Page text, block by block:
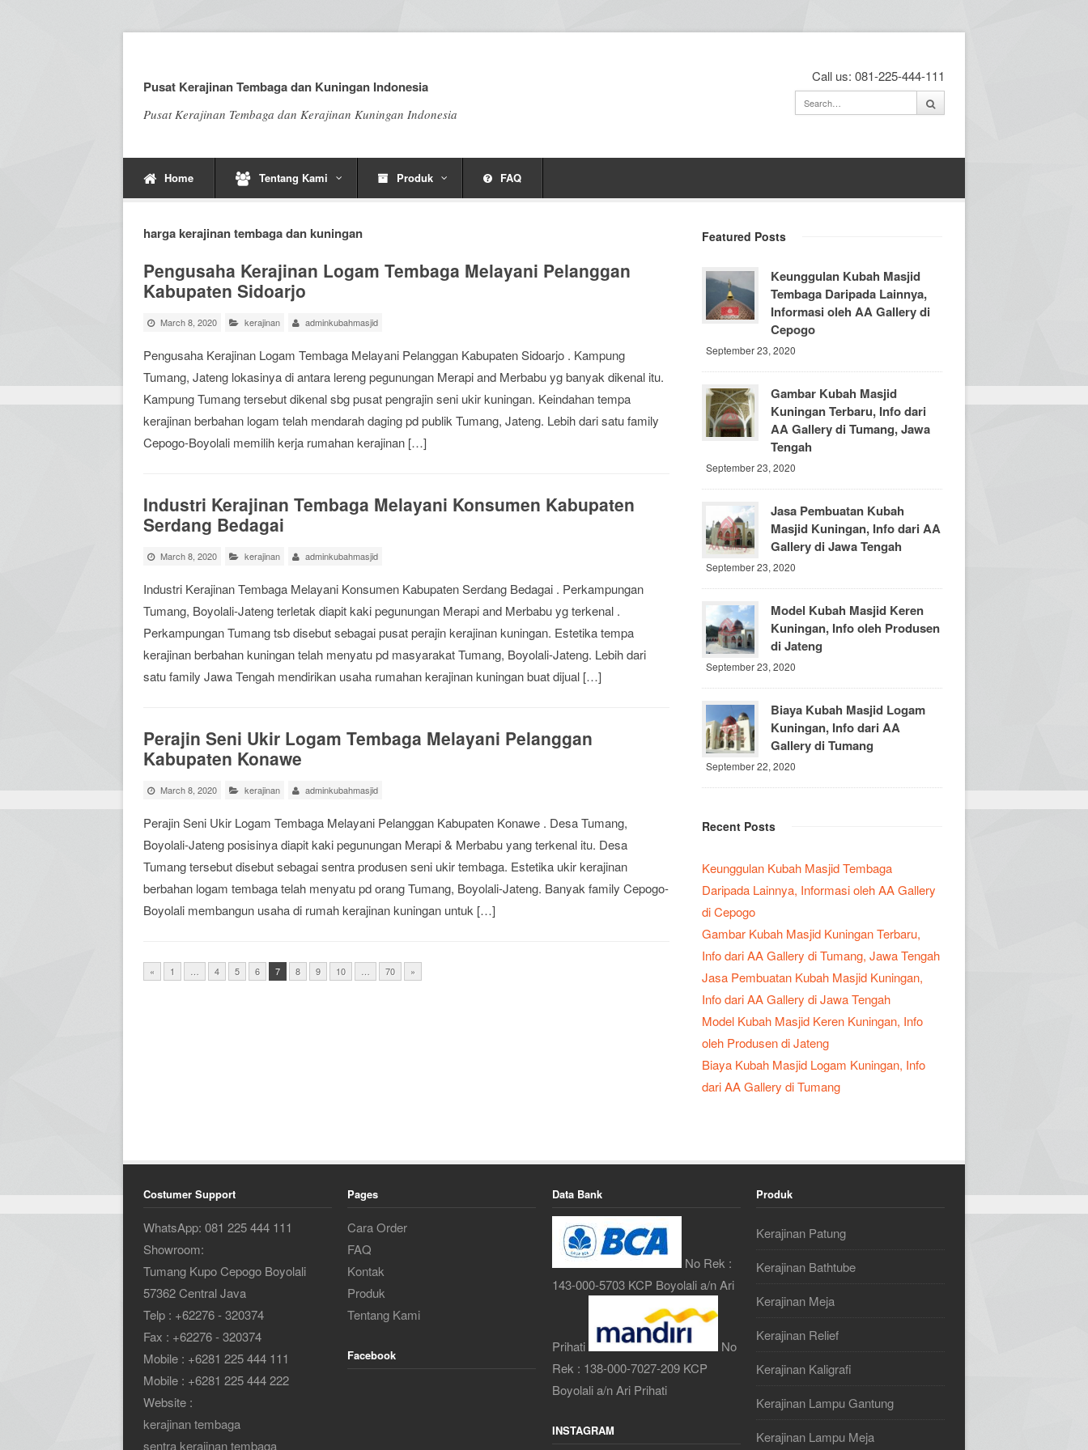
Pusat Kerajinan Tembaga dan Kuningan Indonesia
Pusat Kerajinan Tembaga dan Kerajinan Kuningan Indonesia
Call us: 081-225-444-111
Home Tentang Kami Produk FAQ
harga kerajinan tembaga dan kuningan
Pengusaha Kerajinan Logam Tembaga Melayani Pelanggan
Kabupaten Sidoarjo
March 8, 2020 kerajinan adminkubahmasjid
Pengusaha Kerajinan Logam Tembaga Melayani Pelanggan Kabupaten Sidoarjo . Kampung
Tumang, Jateng lokasinya di antara lereng pegunungan Merapi and Merbabu yg banyak dikenal itu.
Kampung Tumang tersebut dikenal sbg pusat pengrajin seni ukir kuningan. Keindahan tempa
kerajinan berbahan logam telah mendarah daging pd publik Tumang, Jateng. Lebih dari satu family
Cepogo-Boyolali memilih kerja rumahan kerajinan […]
Industri Kerajinan Tembaga Melayani Konsumen Kabupaten
Serdang Bedagai
March 8, 2020 kerajinan adminkubahmasjid
Industri Kerajinan Tembaga Melayani Konsumen Kabupaten Serdang Bedagai . Perkampungan
Tumang, Boyolali-Jateng terletak diapit kaki pegunungan Merapi and Merbabu yg terkenal .
Perkampungan Tumang tsb disebut sebagai pusat perajin kerajinan kuningan. Estetika tempa
kerajinan berbahan kuningan telah menyatu pd masyarakat Tumang, Boyolali-Jateng. Lebih dari
satu family Jawa Tengah mendirikan usaha rumahan kerajinan kuningan buat dijual […]
Perajin Seni Ukir Logam Tembaga Melayani Pelanggan
Kabupaten Konawe
March 8, 2020 kerajinan adminkubahmasjid
Perajin Seni Ukir Logam Tembaga Melayani Pelanggan Kabupaten Konawe . Desa Tumang,
Boyolali-Jateng posisinya diapit kaki pegunungan Merapi & Merbabu yang terkenal itu. Desa
Tumang tersebut disebut sebagai sentra produsen seni ukir tembaga. Estetika ukir kerajinan
berbahan logam tembaga telah menyatu pd orang Tumang, Boyolali-Jateng. Banyak family Cepogo-
Boyolali membangun usaha di rumah kerajinan kuningan untuk […]
« 1 4 5 6 7 8 9 10 70 »
Featured Posts
Keunggulan Kubah Masjid
Tembaga Daripada Lainnya,
Informasi oleh AA Gallery di
Cepogo
September 23, 2020
Gambar Kubah Masjid
Kuningan Terbaru, Info dari
AA Gallery di Tumang, Jawa
Tengah
September 23, 2020
Jasa Pembuatan Kubah
Masjid Kuningan, Info dari AA
Gallery di Jawa Tengah
September 23, 2020
Model Kubah Masjid Keren
Kuningan, Info oleh Produsen
di Jateng
September 23, 2020
Biaya Kubah Masjid Logam
Kuningan, Info dari AA
Gallery di Tumang
September 22, 2020
Recent Posts
Keunggulan Kubah Masjid Tembaga
Daripada Lainnya, Informasi oleh AA Gallery
di Cepogo
Gambar Kubah Masjid Kuningan Terbaru,
Info dari AA Gallery di Tumang, Jawa Tengah
Jasa Pembuatan Kubah Masjid Kuningan,
Info dari AA Gallery di Jawa Tengah
Model Kubah Masjid Keren Kuningan, Info
oleh Produsen di Jateng
Biaya Kubah Masjid Logam Kuningan, Info
dari AA Gallery di Tumang
Costumer Support
WhatsApp: 081 225 444 111
Showroom:
Tumang Kupo Cepogo Boyolali
57362 Central Java
Telp : +62276 - 320374
Fax : +62276 - 320374
Mobile : +6281 225 444 111
Mobile : +6281 225 444 222
Website :
kerajinan tembaga
sentra kerajinan tembaga
Pages
Cara Order
FAQ
Kontak
Produk
Tentang Kami
Facebook
Data Bank
No Rek :
143-000-5703 KCP Boyolali a/n Ari
Prihati
No
Rek : 138-000-7027-209 KCP
Boyolali a/n Ari Prihati
INSTAGRAM
Produk
Kerajinan Patung
Kerajinan Bathtube
Kerajinan Meja
Kerajinan Relief
Kerajinan Kaligrafi
Kerajinan Lampu Gantung
Kerajinan Lampu Meja